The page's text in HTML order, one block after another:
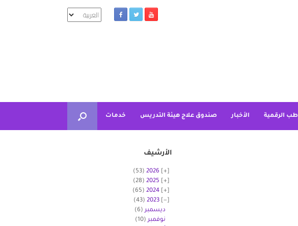
اختر
لغة
طب الرقمية الأخبار صندوق علاج هيئة التدريس خدمات
الأرشيف
2026
(53)
2025
(28)
2024
(65)
2023
(43)
ديسمبر(6)
نوفمبر(10)